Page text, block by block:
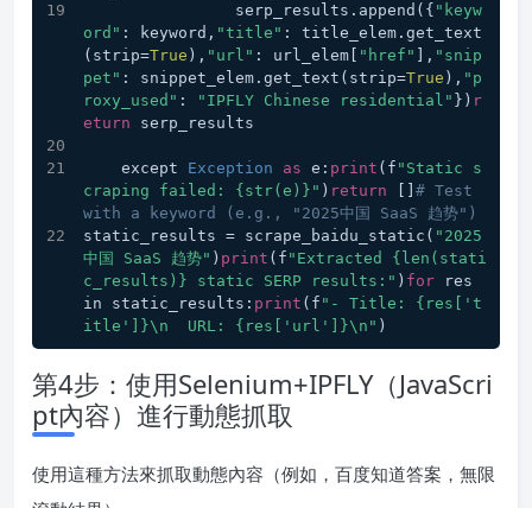
                serp_results.append({
"keyw
ord" : keyword, "title" : title_elem.get_text
(strip=True ), "url" : url_elem[ "href" ], "snip
pet" : snippet_elem.get_text(strip=True ), "p
roxy_used" : "IPFLY Chinese residential" }) r
eturn serp_results
    except
Exception as e: print (f "Static s
craping failed: {str(e)}" ) return
# Test
with a keyword (e.g., "2025中国 SaaS 趋势")
static_results = scrape_baidu_static( "2025
中国 SaaS 趋势" ) print (f "Extracted {len(stati
c_results)} static SERP results:" ) for res
in static_results: print (f "- Title: {res['t
itle']}\n  URL: {res['url']}\n" )
第4步：使用Selenium+IPFLY（JavaScri
pt內容）進行動態抓取
使用這種方法來抓取動態內容（例如，百度知道答案，無限